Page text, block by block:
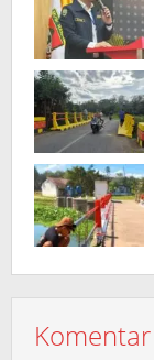
Komentar